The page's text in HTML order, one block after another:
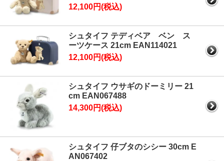
12,100円(税込)
シュタイフ テディベア ベン ス
ーツケース 21cm EAN114021
12,100円(税込)
シュタイフ ウサギのドーミリー 21
cm EAN067488
14,300円(税込)
シュタイフ 仔ブタのシシー 30cm E
AN067402